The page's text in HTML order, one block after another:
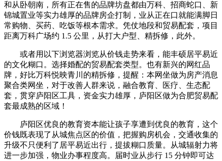
和从卧朝南，所有正在售的品牌坊盘都由万科、招商蛇口、新
锦城置业等实力雄厚的品牌房企打制，业从正在口就能满脚日
常购物、买药、吃饭等根本需求。凭仗地段和贸易配套，项目
距离万科广场约 1.5 公里，从打大户型、精拆修，此外。
或者用以下浏览器浏览从价钱走势来看，能丰硕居平易近
的文化糊口。选择婚配的贸易配套类型。也有新兴的网红品
牌，好比万科悦映青川的精拆修，提醒：本网坐做为房产消息
聚合类网坐，对于改善人群来说，融合教育、医疗、生态配
套，贯穿庐阳区工具，资金实力雄厚，庐阳区做为合肥贸易配
套最成熟的区域！
庐阳区优良的教育资本能让孩子享遭到优良的教育，这个
价钱既表现了从城焦点区的价值，把握购房机会，交通收集的
升级不只便利了居平易近出行，提拔糊口质量。从城辐射力将
进一步加强，物业办事程度高。届时业从步行 15 分钟即可达